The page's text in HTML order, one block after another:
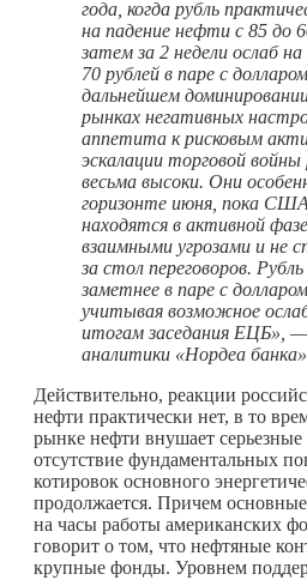
года, когда рубль
на падение нефти с 85 до
затем за 2 недели ослаб
70 рублей в паре с
дальнейшем
рынках негативных
аппетита к рисковым
эскалации торговой войны
весьма высоки. Они
горизонте июня, пока
находятся в активной
взаимными угрозами и не
за стол переговоров.
заметнее в паре с
учитывая возможное
итогам заседания ЕЦБ»,
аналитики «Нордеа
Действительно, реакции
нефти практически нет, в то
рынке нефти внушает
отсутствие фундаментальных
котировок основного
продолжается. Причем
на часы работы американских
говорит о том, что нефтяные
крупные фонды. Уровнем